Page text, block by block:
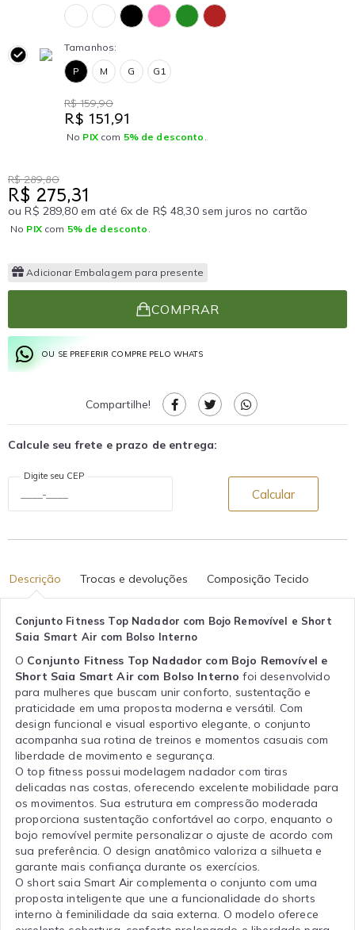
Tamanhos:
P
M G G1
R$ 159,90
R$ 151,91
No PIXcom 5% de desconto .
R$ 289,80
R$ 275,31
ou R$ 289,80 em até 6x de R$ 48,30 sem juros no cartão
No PIXcom 5% de desconto .
Adicionar Embalagem para presente
COMPRAR
OU SE PREFERIR COMPRE PELO WHATS
Compartilhe!
Calcule seu frete e prazo de entrega:
Digite seu CEP
Calcular
Descrição Trocas e devoluções Composição Tecido
Conjunto Fitness Top Nadador com Bojo Removível e Short
Saia Smart Air com Bolso Interno
O Conjunto Fitness Top Nadador com Bojo Removível e
Short Saia Smart Air com Bolso Interno foi desenvolvido
para mulheres que buscam unir conforto, sustentação e
praticidade em uma proposta moderna e versátil. Com
design funcional e visual esportivo elegante, o conjunto
acompanha sua rotina de treinos e momentos casuais com
liberdade de movimento e segurança.
O top fitness possui modelagem nadador com tiras
delicadas nas costas, oferecendo excelente mobilidade para
os movimentos. Sua estrutura em compressão moderada
proporciona sustentação confortável ao corpo, enquanto o
bojo removível permite personalizar o ajuste de acordo com
sua preferência. O design anatômico valoriza a silhueta e
garante mais confiança durante os exercícios.
O short saia Smart Air complementa o conjunto com uma
proposta inteligente que une a funcionalidade do shorts
interno à feminilidade da saia externa. O modelo oferece